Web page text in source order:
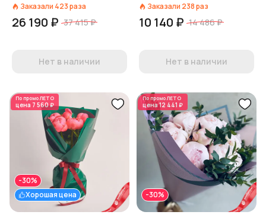
Заказали 423раза
26 190 ₽ 37 415 ₽
Нет в наличии
Заказали 238раз
10 140 ₽ 14 486 ₽
Нет в наличии
По промоЛЕТО
цена 7 560 ₽
Хорошая цена
-30%
По промоЛЕТО
цена12 441 ₽
-30%